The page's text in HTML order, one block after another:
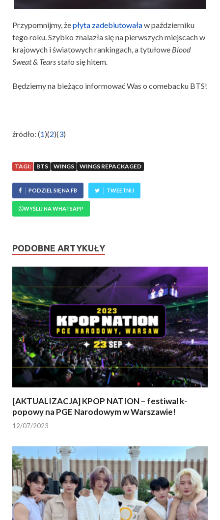
Przypomnijmy, żepłyta zadebiutowaław październiku
tego roku. Szybko znalazła się na pierwszych miejscach w
krajowych i światowych rankingach, a tytułowe Blood
Sweat & Tearsstało się hitem.
Będziemy na bieżąco informować Was o comebacku BTS!
źródło: (1)(2)(3)
TAGI: BTS WINGS WINGS REPACKAGED
PODZIEL SIĘ NA FB TWEETNIJ
WYŚLIJ NA WHATSAPP
PODOBNE ARTYKUŁY
[AKTUALIZACJA] KPOP NATION – festiwal k-
popowy na PGE Narodowym w Warszawie!
12/07/2023